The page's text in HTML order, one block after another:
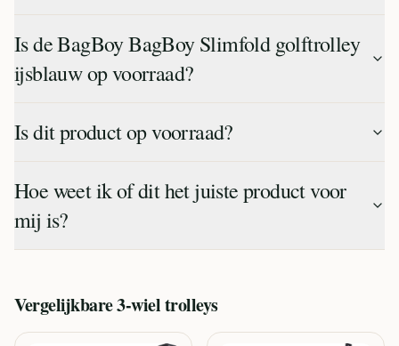
Is de BagBoy BagBoy Slimfold golftrolley
ijsblauw op voorraad?
Is dit product op voorraad?
Hoe weet ik of dit het juiste product voor
mij is?
Vergelijkbare3-wiel trolleys